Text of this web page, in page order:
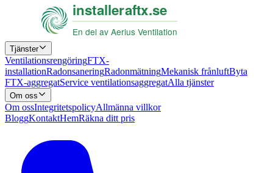
Tjänster
VentilationsrengöringFTX-
installationRadonsaneringRadonmätningMekanisk frånluftByta
FTX-aggregatService ventilationsaggregatAlla tjänster
Om oss
Om ossIntegritetspolicyAllmänna villkor
BloggKontaktHemRäkna ditt pris